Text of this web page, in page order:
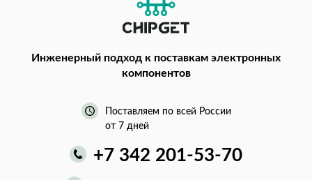
Инженерный подход к поставкам электронных
компонентов
Поставляем по всей России
от 7 дней
+7 342 201-53-70